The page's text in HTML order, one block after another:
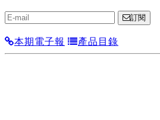
訂閱
本期電子報 產品目錄